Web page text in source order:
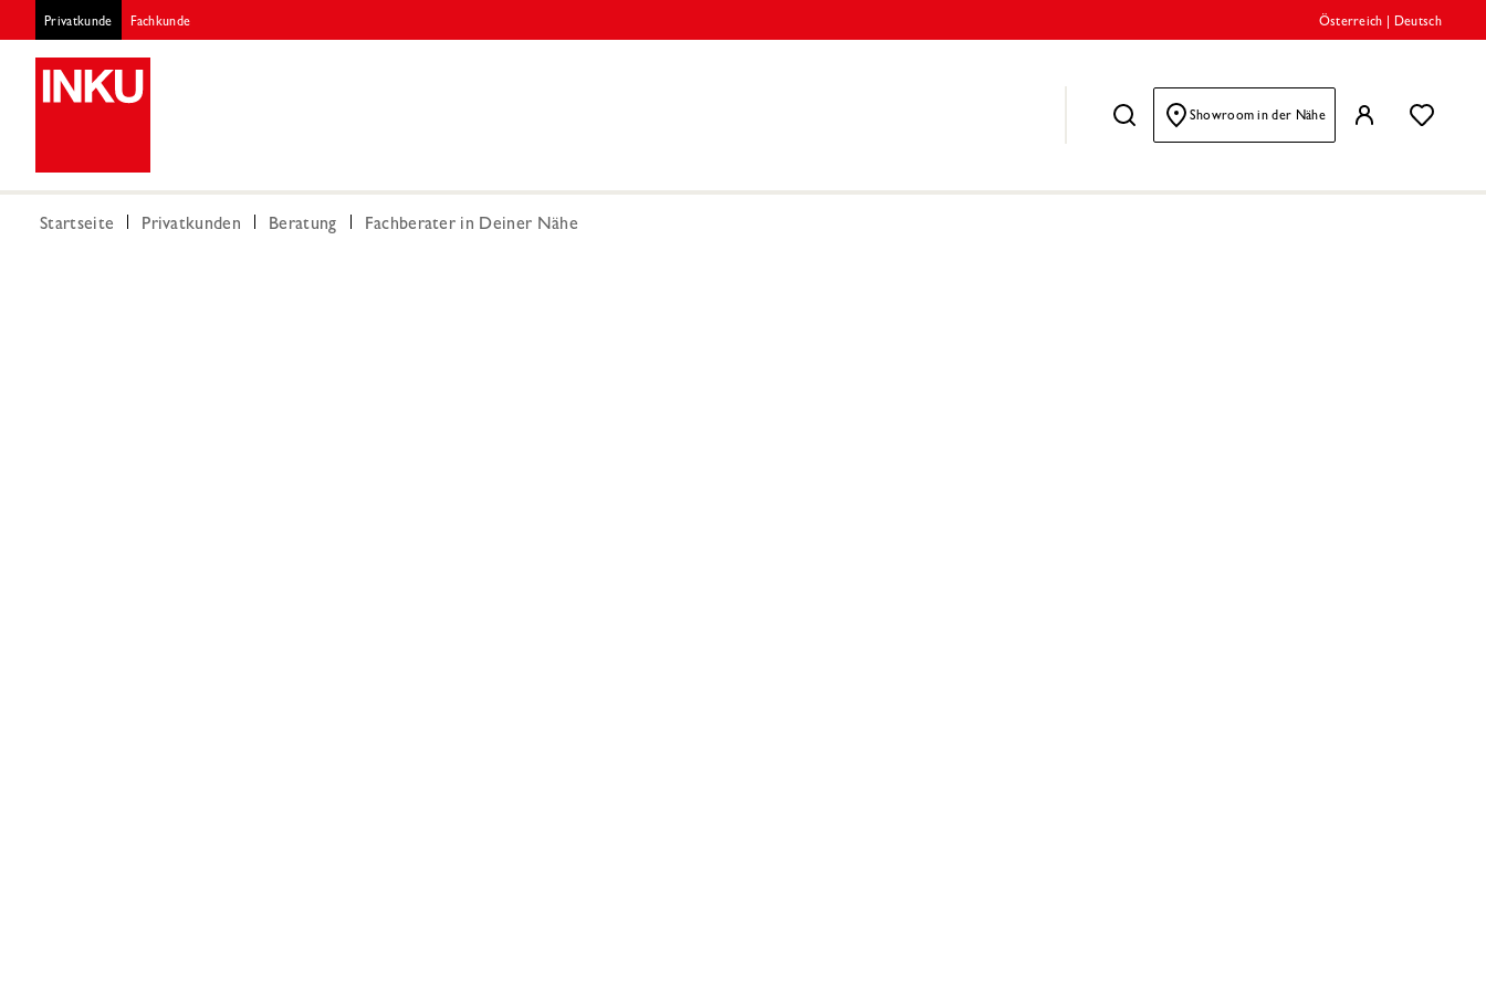
Privatkunde Fachkunde Österreich Deutsch
Showroom in der Nähe
Startseite Privatkunden Beratung Fachberater in Deiner Nähe